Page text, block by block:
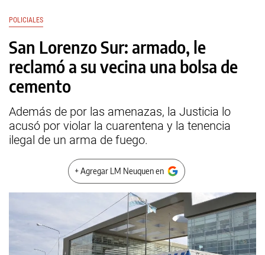
POLICIALES
San Lorenzo Sur: armado, le
reclamó a su vecina una bolsa de
cemento
Además de por las amenazas, la Justicia lo
acusó por violar la cuarentena y la tenencia
ilegal de un arma de fuego.
+ Agregar LM Neuquen en